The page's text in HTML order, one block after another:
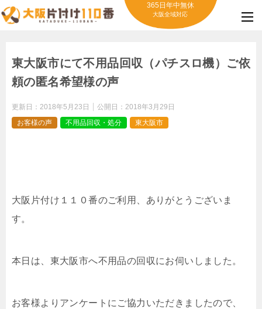
365日年中無休
大阪全域対応
東大阪市にて不用品回収（パチスロ機）ご依
頼の匿名希望様の声
更新日： 2018年5月23日 公開日： 2018年3月29日
お客様の声
不用品回収・処分 東大阪市
大阪片付け１１０番のご利用、ありがとうございま
す。
本日は、東大阪市へ不用品の回収にお伺いしました。
お客様よりアンケートにご協力いただきましたので、